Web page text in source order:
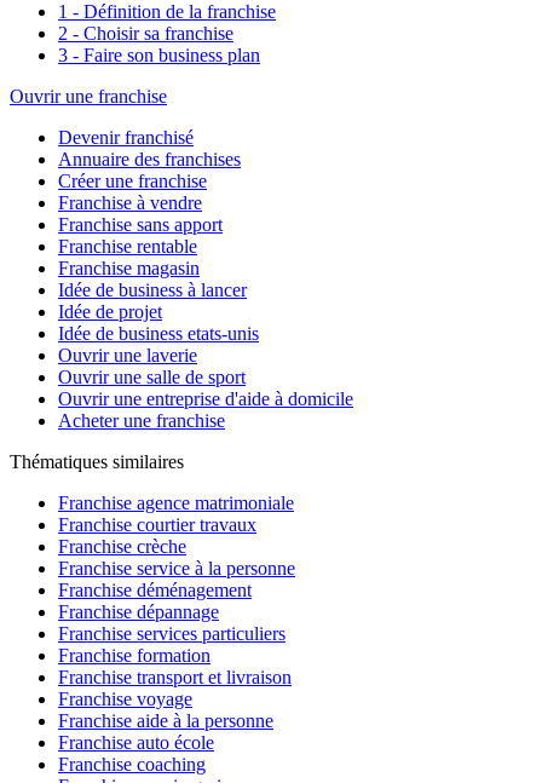
1 - Définition de la franchise
2 - Choisir sa franchise
3 - Faire son business plan
Ouvrir une franchise
Devenir franchisé
Annuaire des franchises
Créer une franchise
Franchise à vendre
Franchise sans apport
Franchise rentable
Franchise magasin
Idée de business à lancer
Idée de projet
Idée de business etats-unis
Ouvrir une laverie
Ouvrir une salle de sport
Ouvrir une entreprise d'aide à domicile
Acheter une franchise
Thématiques similaires
Franchise agence matrimoniale
Franchise courtier travaux
Franchise crèche
Franchise service à la personne
Franchise déménagement
Franchise dépannage
Franchise services particuliers
Franchise formation
Franchise transport et livraison
Franchise voyage
Franchise aide à la personne
Franchise auto école
Franchise coaching